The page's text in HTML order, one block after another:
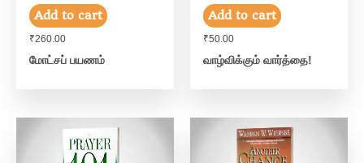
Add to cart
₹260.00
மோட்சப் பயணம்
Add to cart
₹50.00
வாழ்விக்கும் வார்த்தை!